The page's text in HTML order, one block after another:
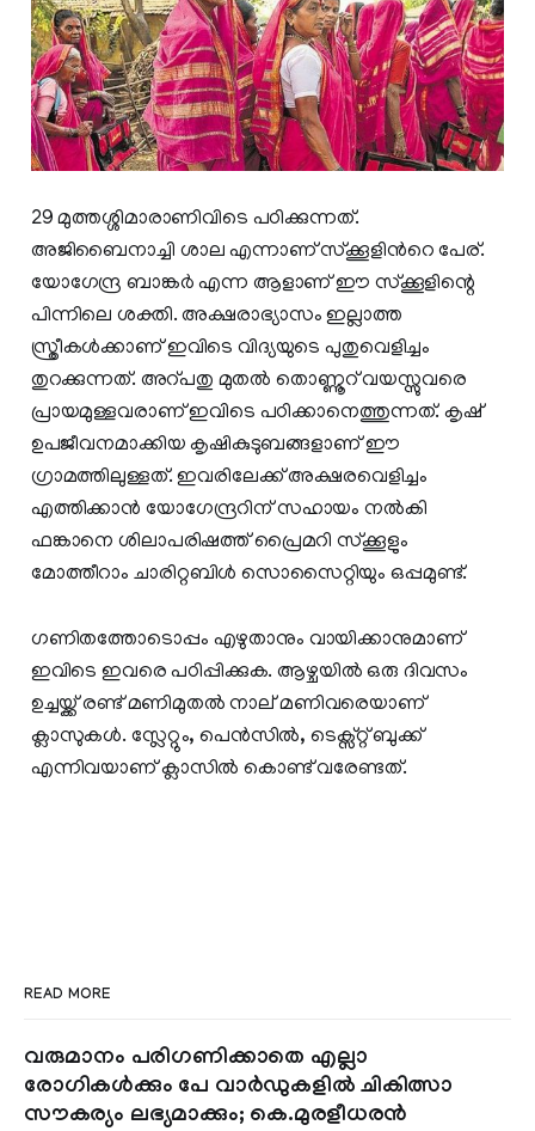
29 മുത്തശ്ശിമാരാണിവിടെ പഠിക്കുന്നത്.
അജിബൈനാച്ചി ശാല എന്നാണ് സ്ക്കൂളിൻറെ പേര്.
യോഗേന്ദ്ര ബാങ്കർ എന്ന ആളാണ് ഈ സ്ക്കൂളിന്റെ
പിന്നിലെ ശക്തി. അക്ഷരാഭ്യാസം ഇല്ലാത്ത
സ്ത്രീകൾക്കാണ് ഇവിടെ വിദ്യയുടെ പുതുവെളിച്ചം
തുറക്കുന്നത്. അറ്പതു മുതൽ തൊണ്ണൂറ് വയസ്സുവരെ
പ്രായമുള്ളവരാണ് ഇവിടെ പഠിക്കാനെത്തുന്നത്. കൃഷ്
ഉപജീവനമാക്കിയ കൃഷികുടുബങ്ങളാണ് ഈ
ഗ്രാമത്തിലുള്ളത്. ഇവരിലേക്ക് അക്ഷരവെളിച്ചം
എത്തിക്കാൻ യോഗേന്ദ്രറിന് സഹായം നൽകി
ഫങ്കാനെ ശിലാപരിഷത്ത് പ്രൈമറി സ്ക്കൂളും
മോത്തീറാം ചാരിറ്റബിൾ സൊസൈറ്റിയും ഒപ്പമുണ്ട്.
ഗണിതത്തോടൊപ്പം എഴുതാനും വായിക്കാനുമാണ്
ഇവിടെ ഇവരെ പഠിപ്പിക്കുക. ആഴ്ചയിൽ ഒരു ദിവസം
ഉച്ചയ്ക്ക് രണ്ട് മണിമുതൽ നാല് മണിവരെയാണ്
ക്ലാസുകൾ. സ്ലേറ്റും, പെൻസിൽ, ടെക്സ്റ്റ് ബുക്ക്
എന്നിവയാണ് ക്ലാസിൽ കൊണ്ട് വരേണ്ടത്.
READ MORE
വരുമാനം പരിഗണിക്കാതെ എല്ലാ
രോഗികൾക്കും പേ വാർഡുകളിൽ ചികിത്സാ
സൗകര്യം ലഭ്യമാക്കും; കെ.മുരളീധരൻ